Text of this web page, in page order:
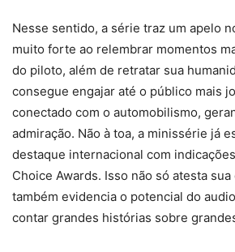
Nesse sentido, a série traz um apelo
muito forte ao relembrar momentos
do piloto, além de retratar sua
consegue engajar até o público mais
conectado com o automobilismo,
admiração. Não à toa, a minissérie já
destaque internacional com
Choice Awards. Isso não só atesta sua
também evidencia o potencial do
contar grandes histórias sobre